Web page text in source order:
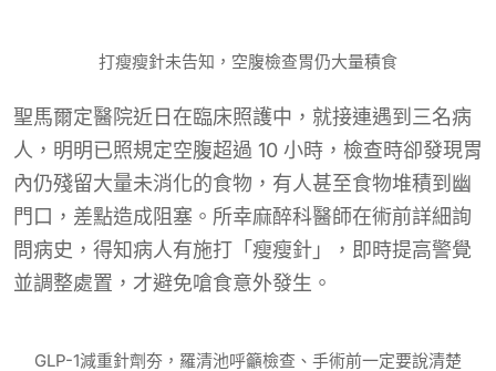
打瘦瘦針未告知，空腹檢查胃仍大量積食
聖馬爾定醫院近日在臨床照護中，就接連遇到三名病
人，明明已照規定空腹超過 10 小時，檢查時卻發現胃
內仍殘留大量未消化的食物，有人甚至食物堆積到幽
門口，差點造成阻塞。所幸麻醉科醫師在術前詳細詢
問病史，得知病人有施打「瘦瘦針」，即時提高警覺
並調整處置，才避免嗆食意外發生。
GLP-1減重針劑夯，羅清池呼籲檢查、手術前一定要說清楚